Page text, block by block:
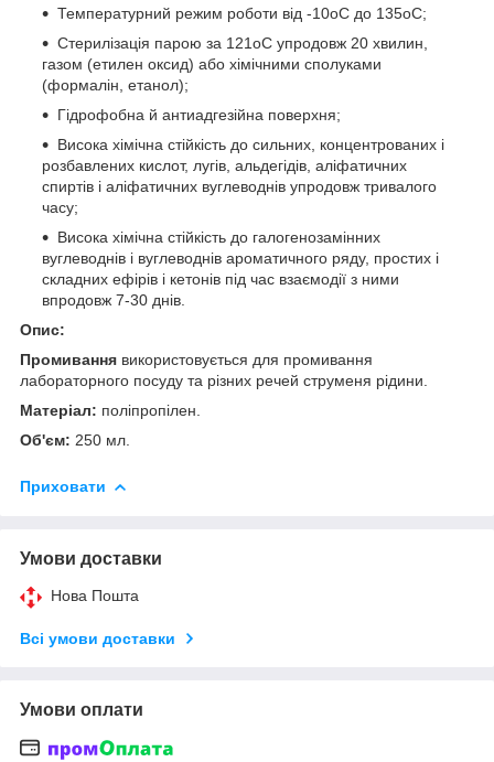
Температурний режим роботи від -10оС до 135оС;
Стерилізація парою за 121оС упродовж 20 хвилин,
газом (етилен оксид) або хімічними сполуками
(формалін, етанол);
Гідрофобна й антиадгезійна поверхня;
Висока хімічна стійкість до сильних, концентрованих і
розбавлених кислот, лугів, альдегідів, аліфатичних
спиртів і аліфатичних вуглеводнів упродовж тривалого
часу;
Висока хімічна стійкість до галогенозамінних
вуглеводнів і вуглеводнів ароматичного ряду, простих і
складних ефірів і кетонів під час взаємодії з ними
впродовж 7-30 днів.
Опис:
Промивання використовується для промивання
лабораторного посуду та різних речей струменя рідини.
Матеріал: поліпропілен.
Об'єм: 250 мл.
Приховати
Умови доставки
Нова Пошта
Всі умови доставки
Умови оплати